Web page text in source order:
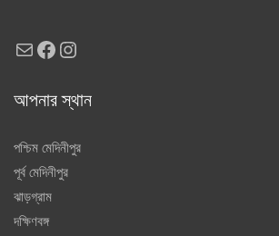
MailFacebook
Instagram
আপনার স্থান
পশ্চিম মেদিনীপুর
পূর্ব মেদিনীপুর
ঝাড়গ্রাম
দক্ষিণবঙ্গ